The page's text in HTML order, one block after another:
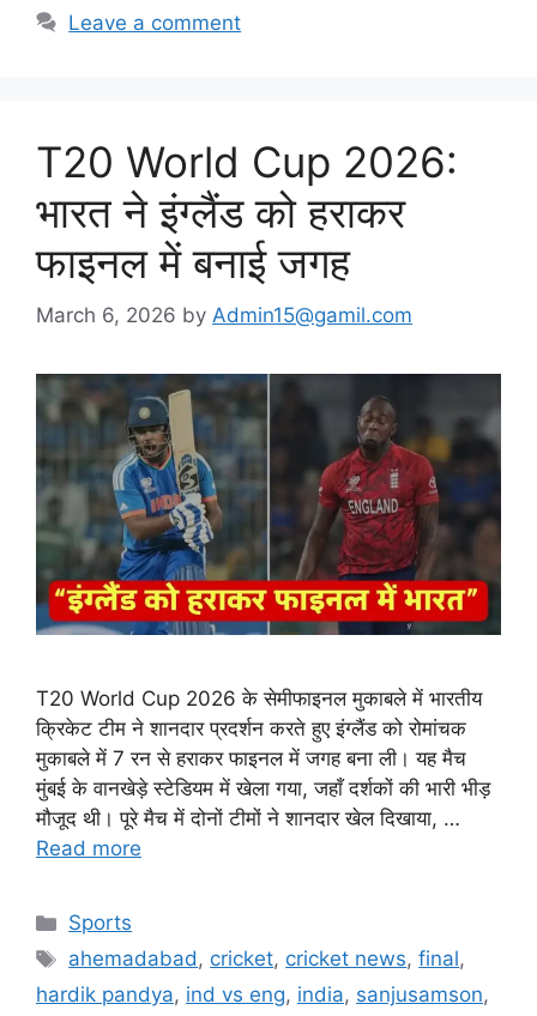
Leave a comment
T20 World Cup 2026:
भारत ने इंग्लैंड को हराकर
फाइनल में बनाई जगह
March 6, 2026 by Admin15@gamil.com
T20 World Cup 2026 के सेमीफाइनल मुकाबले में भारतीय
क्रिकेट टीम ने शानदार प्रदर्शन करते हुए इंग्लैंड को रोमांचक
मुकाबले में 7 रन से हराकर फाइनल में जगह बना ली। यह मैच
मुंबई के वानखेड़े स्टेडियम में खेला गया, जहाँ दर्शकों की भारी भीड़
मौजूद थी। पूरे मैच में दोनों टीमों ने शानदार खेल दिखाया, …
Read more
Categories
Sports
Tags
ahemadabad, cricket, cricket news,final,
hardik pandya, ind vs eng, india, sanjusamson,